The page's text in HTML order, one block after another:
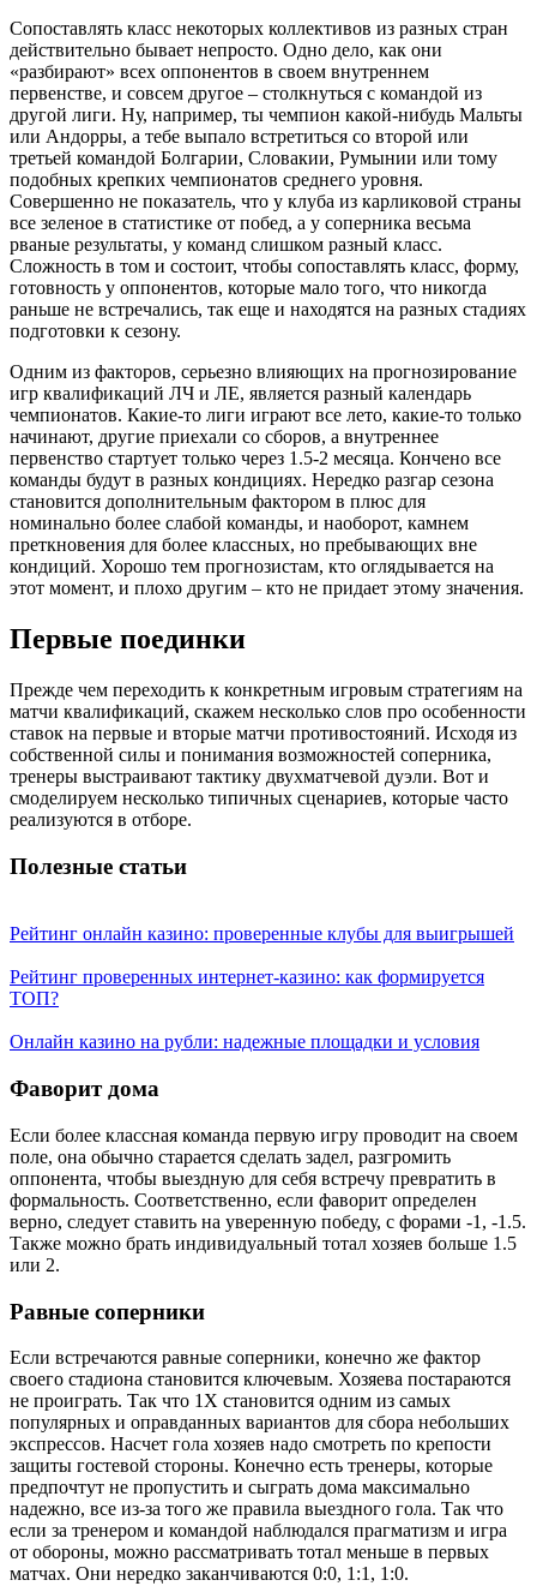
Сопоставлять класс некоторых коллективов из разных стран
действительно бывает непросто. Одно дело, как они
«разбирают» всех оппонентов в своем внутреннем
первенстве, и совсем другое – столкнуться с командой из
другой лиги. Ну, например, ты чемпион какой-нибудь Мальты
или Андорры, а тебе выпало встретиться со второй или
третьей командой Болгарии, Словакии, Румынии или тому
подобных крепких чемпионатов среднего уровня.
Совершенно не показатель, что у клуба из карликовой страны
все зеленое в статистике от побед, а у соперника весьма
рваные результаты, у команд слишком разный класс.
Сложность в том и состоит, чтобы сопоставлять класс, форму,
готовность у оппонентов, которые мало того, что никогда
раньше не встречались, так еще и находятся на разных стадиях
подготовки к сезону.
Одним из факторов, серьезно влияющих на прогнозирование
игр квалификаций ЛЧ и ЛЕ, является разный календарь
чемпионатов. Какие-то лиги играют все лето, какие-то только
начинают, другие приехали со сборов, а внутреннее
первенство стартует только через 1.5-2 месяца. Кончено все
команды будут в разных кондициях. Нередко разгар сезона
становится дополнительным фактором в плюс для
номинально более слабой команды, и наоборот, камнем
преткновения для более классных, но пребывающих вне
кондиций. Хорошо тем прогнозистам, кто оглядывается на
этот момент, и плохо другим – кто не придает этому значения.
Первые поединки
Прежде чем переходить к конкретным игровым стратегиям на
матчи квалификаций, скажем несколько слов про особенности
ставок на первые и вторые матчи противостояний. Исходя из
собственной силы и понимания возможностей соперника,
тренеры выстраивают тактику двухматчевой дуэли. Вот и
смоделируем несколько типичных сценариев, которые часто
реализуются в отборе.
Полезные статьи
Рейтинг онлайн казино: проверенные клубы для выигрышей
Рейтинг проверенных интернет-казино: как формируется
ТОП?
Онлайн казино на рубли: надежные площадки и условия
Фаворит дома
Если более классная команда первую игру проводит на своем
поле, она обычно старается сделать задел, разгромить
оппонента, чтобы выездную для себя встречу превратить в
формальность. Соответственно, если фаворит определен
верно, следует ставить на уверенную победу, с форами -1, -1.5.
Также можно брать индивидуальный тотал хозяев больше 1.5
или 2.
Равные соперники
Если встречаются равные соперники, конечно же фактор
своего стадиона становится ключевым. Хозяева постараются
не проиграть. Так что 1Х становится одним из самых
популярных и оправданных вариантов для сбора небольших
экспрессов. Насчет гола хозяев надо смотреть по крепости
защиты гостевой стороны. Конечно есть тренеры, которые
предпочтут не пропустить и сыграть дома максимально
надежно, все из-за того же правила выездного гола. Так что
если за тренером и командой наблюдался прагматизм и игра
от обороны, можно рассматривать тотал меньше в первых
матчах. Они нередко заканчиваются 0:0, 1:1, 1:0.